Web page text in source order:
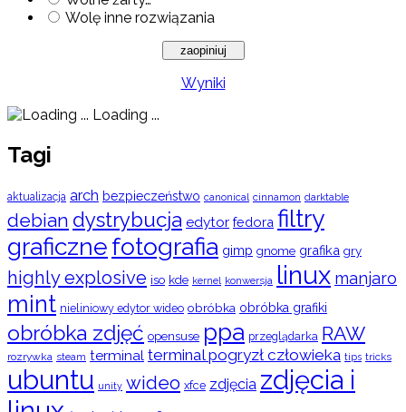
Wolę inne rozwiązania
Wyniki
Loading ...
Tagi
aktualizacja arch bezpieczeństwo canonical cinnamon darktable
debian dystrybucja edytor fedora filtry
graficznefotografia gimp gnome grafika gry
highly explosive iso kde kernel konwersja linux manjaro
mint nieliniowy edytor wideo obróbka obróbka grafiki
obróbka zdjęć opensuse ppa przeglądarka RAW
rozrywka steam terminal terminal pogryzł człowieka tips tricks
ubuntu unity wideo xfce zdjęcia zdjęcia i